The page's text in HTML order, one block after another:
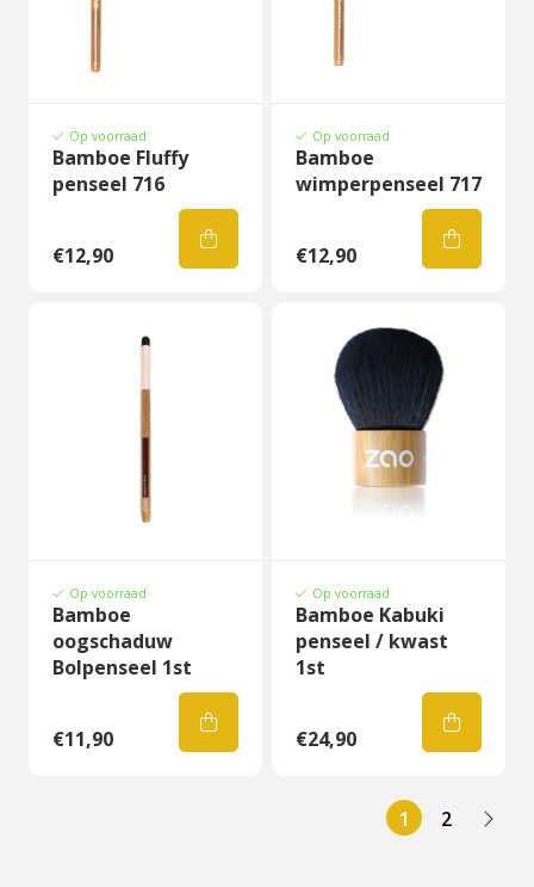
Op voorraad
Bamboe Fluffy
penseel 716
€12,90
Op voorraad
Bamboe
wimperpenseel 717
€12,90
Op voorraad
Bamboe
oogschaduw
Bolpenseel 1st
€11,90
Op voorraad
Bamboe Kabuki
penseel / kwast
1st
€24,90
1 2